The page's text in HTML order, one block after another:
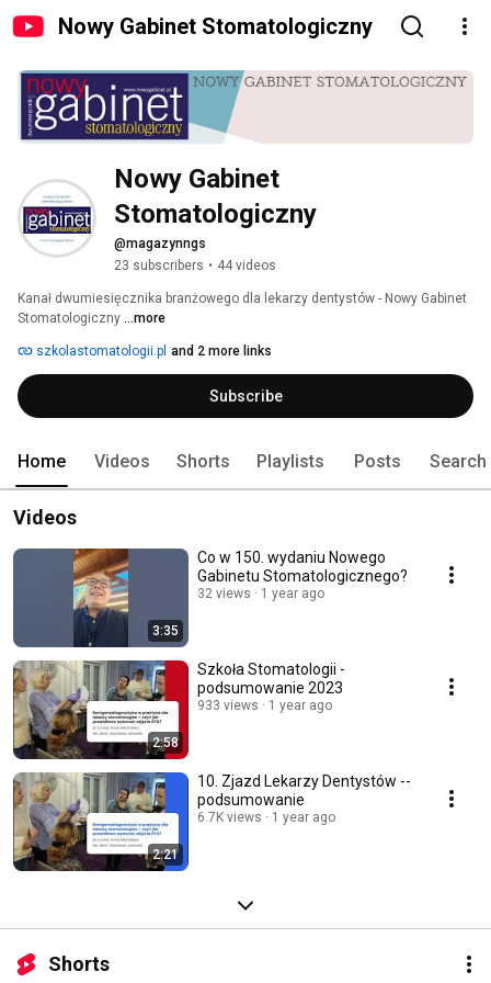
Nowy Gabinet Stomatologiczny
Nowy Gabinet
Stomatologiczny
@magazynngs
23 subscribers • 44 videos
Kanał dwumiesięcznika branżowego dla lekarzy dentystów - Nowy Gabinet
Stomatologiczny ...more
szkolastomatologii.pl and 2 more links
Subscribe
Home Videos Shorts Playlists Posts Search
Videos
3:35
Co w 150. wydaniu Nowego
Gabinetu Stomatologicznego?
32 views 1 year ago
2:58
Szkoła Stomatologii -
podsumowanie 2023
933 views 1 year ago
2:21
10. Zjazd Lekarzy Dentystów --
podsumowanie
6.7K views 1 year ago
Shorts